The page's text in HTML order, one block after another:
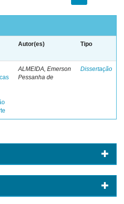
Autor(es) Tipo
ALMEIDA, Emerson
Pessanha de
Dissertação